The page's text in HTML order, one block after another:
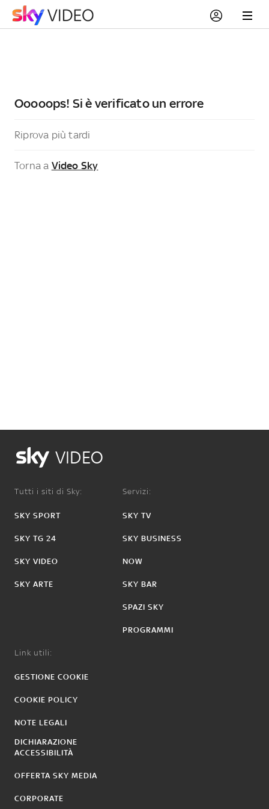
Ooooops! Si è verificato un errore
Riprova più tardi
Torna a Video Sky
VIDEO
Tutti i siti di Sky:
SKY SPORT
SKY TG 24
SKY VIDEO
SKY ARTE
Servizi:
SKY TV
SKY BUSINESS
NOW
SKY BAR
SPAZI SKY
PROGRAMMI
Link utili:
GESTIONE COOKIE
COOKIE POLICY
NOTE LEGALI
DICHIARAZIONE
ACCESSIBILITÀ
OFFERTA SKY MEDIA
CORPORATE